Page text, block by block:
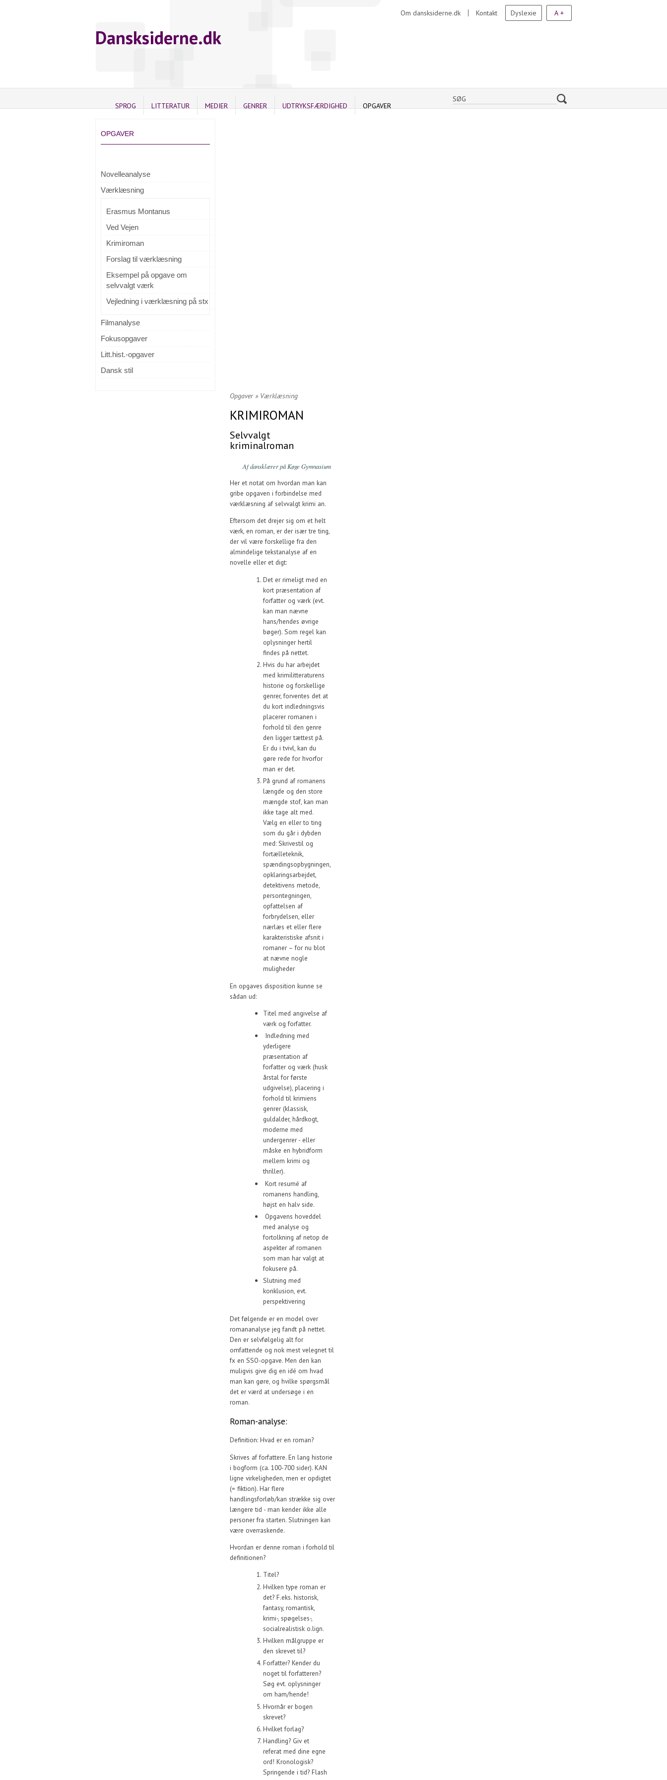
Dansksiderne.dk
Om dansksiderne.dk Kontakt Dyslexie A +
SPROG LITTERATUR MEDIER GENRER UDTRYKSFÆRDIGHED OPGAVER
OPGAVER
Novelleanalyse
Værklæsning
Erasmus Montanus
Ved Vejen
Krimiroman
Forslag til værklæsning
Eksempel på opgave om
selvvalgt værk
Vejledning i værklæsning på stx
Filmanalyse
Fokusopgaver
Litt.hist.-opgaver
Dansk stil
Opgaver» Værklæsning
KRIMIROMAN
Selvvalgt
kriminalroman
Af dansklærer på Køge Gymnasium
Her et notat om hvordan man kan
gribe opgaven i forbindelse med
værklæsning af selvvalgt krimi an.
Eftersom det drejer sig om et helt
værk, en roman, er der især tre ting,
der vil være forskellige fra den
almindelige tekstanalyse af en
novelle eller et digt:
Det er rimeligt med en
kort præsentation af
forfatter og værk (evt.
kan man nævne
hans/hendes øvrige
bøger). Som regel kan
oplysninger hertil
findes på nettet.
Hvis du har arbejdet
med krimilitteraturens
historie og forskellige
genrer, forventes det at
du kort indledningsvis
placerer romanen i
forhold til den genre
den ligger tættest på.
Er du i tvivl, kan du
gøre rede for hvorfor
man er det.
På grund af romanens
længde og den store
mængde stof, kan man
ikke tage alt med.
Vælg en eller to ting
som du går i dybden
med: Skrivestil og
fortælleteknik,
spændingsopbygningen,
opklaringsarbejdet,
detektivens metode,
persontegningen,
opfattelsen af
forbrydelsen, eller
nærlæs et eller flere
karakteristiske afsnit i
romaner – for nu blot
at nævne nogle
muligheder
En opgaves disposition kunne se
sådan ud:
Titel med angivelse af
værk og forfatter.
Indledning med
yderligere
præsentation af
forfatter og værk (husk
årstal for første
udgivelse), placering i
forhold til krimiens
genrer (klassisk,
guldalder, hårdkogt,
moderne med
undergenrer - eller
måske en hybridform
mellem krimi og
thriller).
Kort resumé af
romanens handling,
højst en halv side.
Opgavens hoveddel
med analyse og
fortolkning af netop de
aspekter af romanen
som man har valgt at
fokusere på.
Slutning med
konklusion, evt.
perspektivering
Det følgende er en model over
romananalyse jeg fandt på nettet.
Den er selvfølgelig alt for
omfattende og nok mest velegnet til
fx en SSO-opgave. Men den kan
muligvis give dig en idé om hvad
man kan gøre, og hvilke spørgsmål
det er værd at undersøge i en
roman.
Roman-analyse:
Definition: Hvad er en roman?
Skrives af forfattere. En lang historie
i bogform (ca. 100-700 sider). KAN
ligne virkeligheden, men er opdigtet
(= fiktion). Har flere
handlingsforløb/kan strække sig over
længere tid - man kender ikke alle
personer fra starten. Slutningen kan
være overraskende.
Hvordan er denne roman i forhold til
definitionen?
Titel?
Hvilken type roman er
det? F.eks. historisk,
fantasy, romantisk,
krimi-, spøgelses-,
socialrealistisk o.lign.
Hvilken målgruppe er
den skrevet til?
Forfatter? Kender du
noget til forfatteren?
Søg evt. oplysninger
om ham/hende!
Hvornår er bogen
skrevet?
Hvilket forlag?
Handling? Giv et
referat med dine egne
ord! Kronologisk?
Springende i tid? Flash